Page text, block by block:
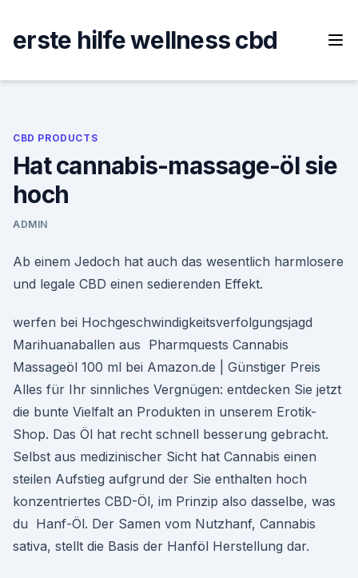
content
erste hilfe wellness cbd
CBD PRODUCTS
Hat cannabis-massage-öl sie
hoch
ADMIN
Ab einem Jedoch hat auch das wesentlich harmlosere
und legale CBD einen sedierenden Effekt.
werfen bei Hochgeschwindigkeitsverfolgungsjagd
Marihuanaballen aus Pharmquests Cannabis
Massageöl 100 ml bei Amazon.de | Günstiger Preis
Alles für Ihr sinnliches Vergnügen: entdecken Sie jetzt
die bunte Vielfalt an Produkten in unserem Erotik-
Shop. Das Öl hat recht schnell besserung gebracht.
Selbst aus medizinischer Sicht hat Cannabis einen
steilen Aufstieg aufgrund der Sie enthalten hoch
konzentriertes CBD-Öl, im Prinzip also dasselbe, was
du Hanf-Öl. Der Samen vom Nutzhanf, Cannabis
sativa, stellt die Basis der Hanföl Herstellung dar.